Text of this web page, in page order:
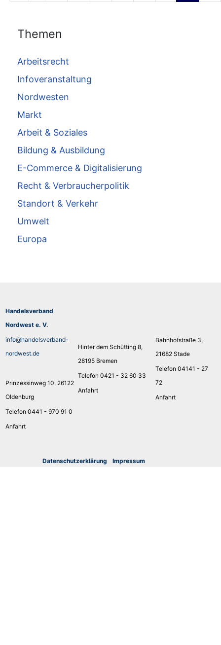
Themen
Arbeitsrecht
Infoveranstaltung
Nordwesten
Markt
Arbeit & Soziales
Bildung & Ausbildung
E-Commerce & Digitalisierung
Recht & Verbraucherpolitik
Standort & Verkehr
Umwelt
Europa
Handelsverband
Nordwest e. V.
info@handelsverband-
nordwest.de
Prinzessinweg 10, 26122
Oldenburg
Telefon 0441 - 970 91 0
Anfahrt
Hinter dem Schütting 8,
28195 Bremen
Telefon 0421 - 32 60 33
Anfahrt
Bahnhofstraße 3,
21682 Stade
Telefon 04141 - 27
72
Anfahrt
Datenschutzerklärung Impressum